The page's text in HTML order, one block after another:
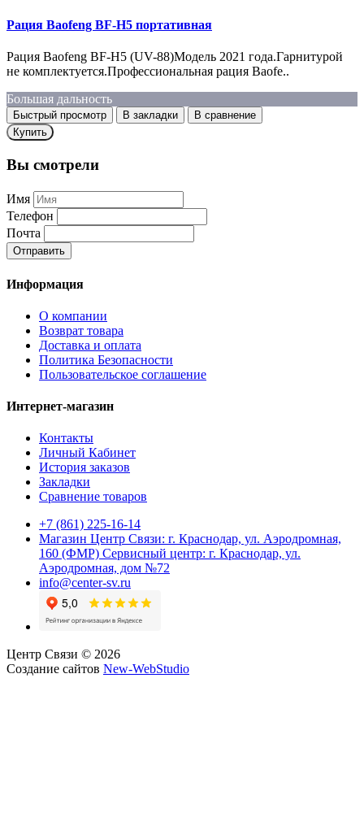
Рация Baofeng BF-H5 портативная
Рация Baofeng BF-H5 (UV-88)Модель 2021 года.Гарнитурой
не комплектуется.Профессиональная рация Baofe..
Большая дальность
Быстрый просмотр В закладки
В сравнение
Купить
Вы смотрели
Имя
Телефон
Почта
Отправить
Информация
О компании
Возврат товара
Доставка и оплата
Политика Безопасности
Пользовательское соглашение
Интернет-магазин
Контакты
Личный Кабинет
История заказов
Закладки
Сравнение товаров
+7 (861) 225-16-14
Магазин Центр Связи: г. Краснодар, ул. Аэродромная,
160 (ФМР) Сервисный центр: г. Краснодар, ул.
Аэродромная, дом №72
info@center-sv.ru
Центр Связи © 2026
Создание сайтов New-WebStudio